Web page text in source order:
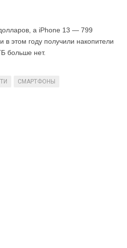
а iPhone 13 — 799
в этом году получили накопители
больше нет.
СМАРТФОНЫ